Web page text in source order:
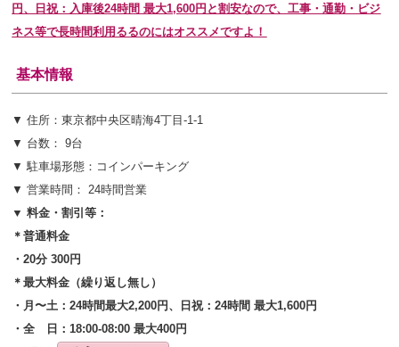
円、日祝：入庫後24時間 最大1,600円 と割安なので、工事・通勤・ビジ
ネス等で長時間利用るるのにはオススメですよ！
基本情報
▼ 住所：東京都中央区晴海4丁目-1-1
▼ 台数： 9台
▼ 駐車場形態：コインパーキング
▼ 営業時間： 24時間営業
▼ 料金・割引等：
＊普通料金
・20分 300円
＊最大料金（繰り返し無し）
・月〜土：24時間最大2,200円、日祝：24時間 最大1,600円
・全 日：18:00-08:00 最大400円